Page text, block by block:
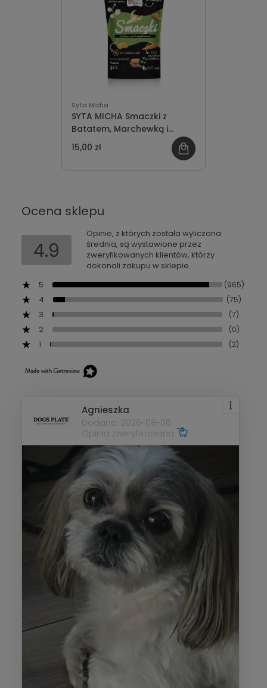
Syta Micha
SYTA MICHA Smaczki z
Batatem, Marchewką i
Bananem [WEGE] dla Psa
80g
15,00 zł
Ocena sklepu
4.9
Opinie, z których została wyliczona
średnia, są wystawione przez
zweryfikowanych klientów, którzy
dokonali zakupu w sklepie.
5
(965)
4 (75)
3 (7)
2 (0)
1 (2)
Agnieszka
Dodano: 2026-08-06
Opinia zweryfikowana